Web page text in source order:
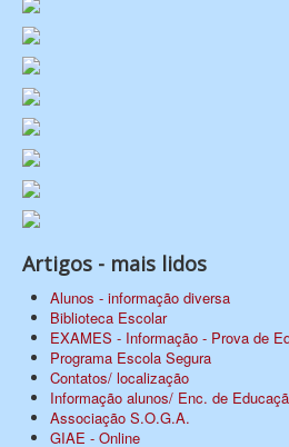
Artigos - mais lidos
Alunos - informação diversa
Biblioteca Escolar
EXAMES - Informação - Prova de
Programa Escola Segura
Contatos/ localização
Informação alunos/ Enc. de
Associação S.O.G.A.
GIAE - Online